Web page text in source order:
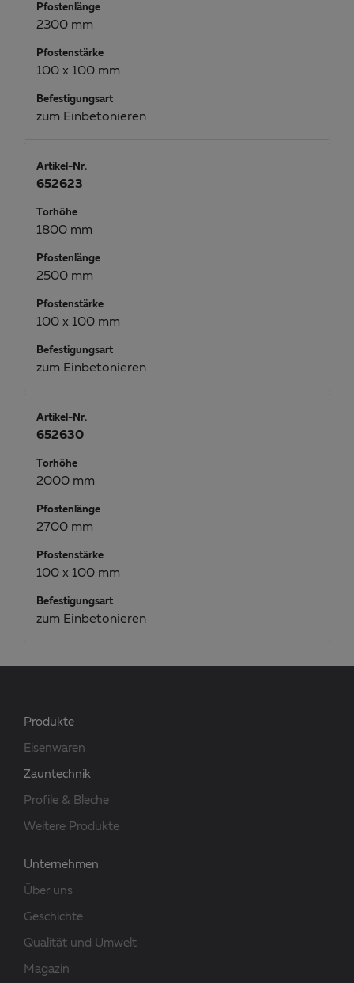
Pfostenlänge
2300 mm
Pfostenstärke
100 x 100 mm
Befestigungsart
zum Einbetonieren
Artikel-Nr.
652623
Torhöhe
1800 mm
Pfostenlänge
2500 mm
Pfostenstärke
100 x 100 mm
Befestigungsart
zum Einbetonieren
Artikel-Nr.
652630
Torhöhe
2000 mm
Pfostenlänge
2700 mm
Pfostenstärke
100 x 100 mm
Befestigungsart
zum Einbetonieren
Produkte
Eisenwaren
Zauntechnik
Profile & Bleche
Weitere Produkte
Unternehmen
Über uns
Geschichte
Qualität und Umwelt
Magazin